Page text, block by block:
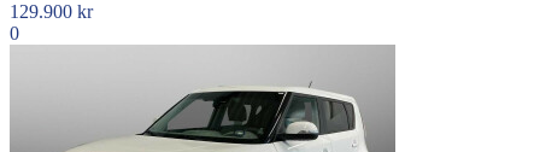
129.900 kr
0